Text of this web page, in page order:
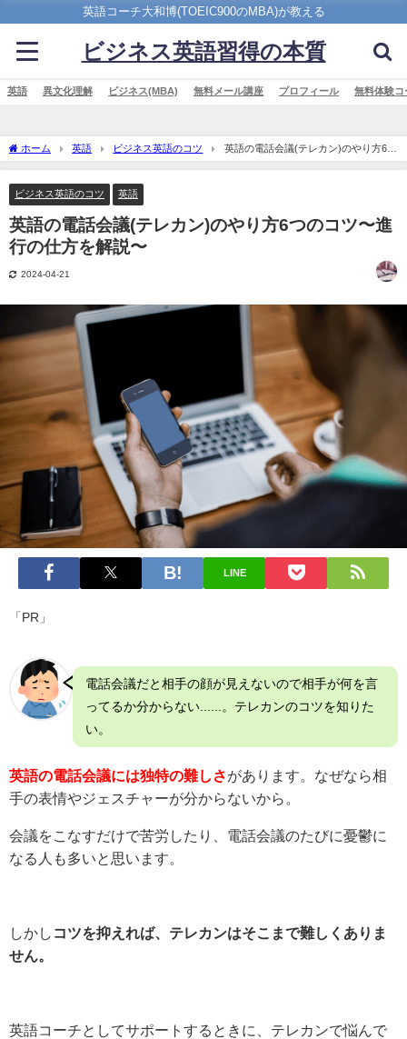
英語コーチ大和博(TOEIC900のMBA)が教える
ビジネス英語習得の本質
英語 異文化理解 ビジネス(MBA) 無料メール講座 プロフィール 無料体験コ
ホーム 英語 ビジネス英語のコツ
英語の電話会議(テレカン)のやり方6つ
のコツ〜進行の仕方を解説〜
ビジネス英語のコツ 英語
英語の電話会議(テレカン)のやり方6つのコツ〜進
行の仕方を解説〜
2024-04-21
LINE
「PR」
電話会議だと相手の顔が見えないので相手が何を言
ってるか分からない......。テレカンのコツを知りた
い。
英語の電話会議には独特の難しさがあります。なぜなら相
手の表情やジェスチャーが分からないから。
会議をこなすだけで苦労したり、電話会議のたびに憂鬱に
なる人も多いと思います。
しかし コツを抑えれば、テレカンはそこまで難しくありま
せん。
英語コーチとしてサポートするときに、テレカンで悩んで